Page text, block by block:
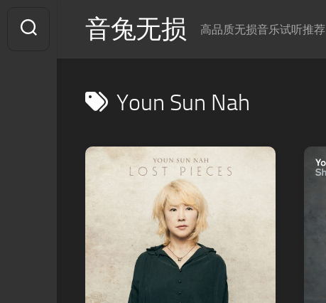
content
音兔无损 高品质无损音乐试听推荐
Youn Sun Nah